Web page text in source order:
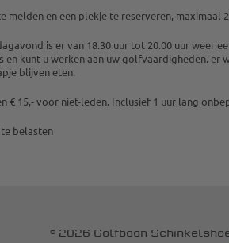
melden en een plekje te reserveren, maximaal
is er van 18.30 uur tot 20.00 uur weer
kunt u werken aan uw golfvaardigheden. er
blijven eten.
€ 15,- voor niet-leden. Inclusief 1 uur lang
belasten
© 2026 Golfbaan